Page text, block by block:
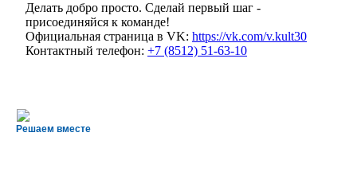
Делать добро просто. Сделай первый шаг -
присоединяйся к команде!
Официальная страница в VK: https://vk.com/v.kult30
Контактный телефон: +7 (8512) 51-63-10
Решаем вместе